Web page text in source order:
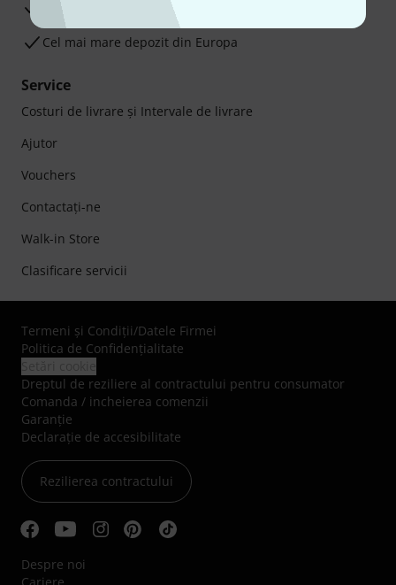
Cel mai mare depozit din Europa
Service
Costuri de livrare şi Intervale de livrare
Ajutor
Vouchers
Contactaţi-ne
Walk-in Store
Clasificare servicii
Termeni şi Condiţii/Datele Firmei
Politica de Confidenţialitate
Dreptul de reziliere al contractului pentru consumator
Comanda / incheierea comenzii
Garanție
Declarație de accesibilitate
Rezilierea contractului
Despre noi